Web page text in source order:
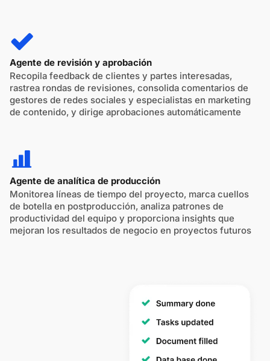
Agente de revisión y aprobación
Recopila feedback de clientes y partes interesadas,
rastrea rondas de revisiones, consolida comentarios de
gestores de redes sociales y especialistas en marketing
de contenido, y dirige aprobaciones automáticamente
Agente de analítica de producción
Monitorea líneas de tiempo del proyecto, marca cuellos
de botella en postproducción, analiza patrones de
productividad del equipo y proporciona insights que
mejoran los resultados de negocio en proyectos futuros